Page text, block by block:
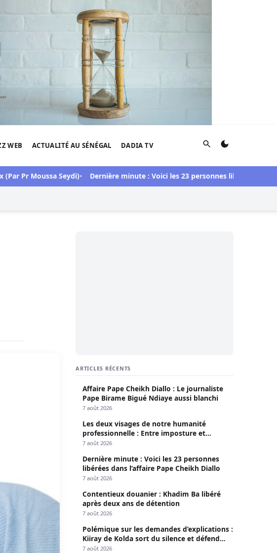
WEB ACTUALITÉ AU SÉNÉGAL DADIA TV Rechercher
Moussa Seydi) Dernière minute : Voici les 23 personnes libérées dans
ARTICLES RÉCENTS
Affaire Pape Cheikh Diallo : Le journaliste
Pape Birame Bigué Ndiaye aussi blanchi
7 août 2026
Les deux visages de notre humanité
professionnelle : Entre imposture et
héroïsme silencieux (Par Pr Moussa Seydi)
7 août 2026
Dernière minute : Voici les 23 personnes
libérées dans l’affaire Pape Cheikh Diallo
7 août 2026
Contentieux douanier : Khadim Ba libéré
après deux ans de détention
7 août 2026
Polémique sur les demandes d’explications :
Kiiray de Kolda sort du silence et défend
Mamadou Lamine Dianté
7 août 2026